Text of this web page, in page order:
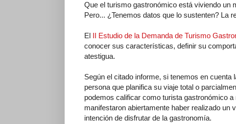
Que el turismo gastronómico está viviendo un
Pero... ¿Tenemos datos que lo sustenten? La
El II Estudio de la Demanda de Turismo
conocer sus características, definir su
atestigua.
Según el citado informe, si tenemos en
persona que planifica su viaje total o
podemos calificar como turista gastronómico
manifestaron abiertamente haber realizado un
intención de disfrutar de la gastronomía.